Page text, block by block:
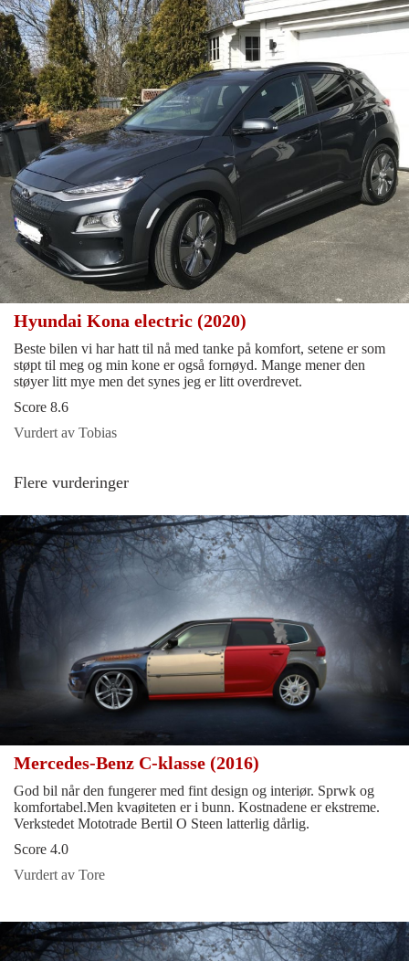
Hyundai Kona electric (2020)
Beste bilen vi har hatt til nå med tanke på komfort, setene er som
støpt til meg og min kone er også fornøyd. Mange mener den
støyer litt mye men det synes jeg er litt overdrevet.
Score 8.6
Vurdert av Tobias
Flere vurderinger
Mercedes-Benz C-klasse (2016)
God bil når den fungerer med fint design og interiør. Sprwk og
komfortabel.Men kvaøiteten er i bunn. Kostnadene er ekstreme.
Verkstedet Mototrade Bertil O Steen latterlig dårlig.
Score 4.0
Vurdert av Tore